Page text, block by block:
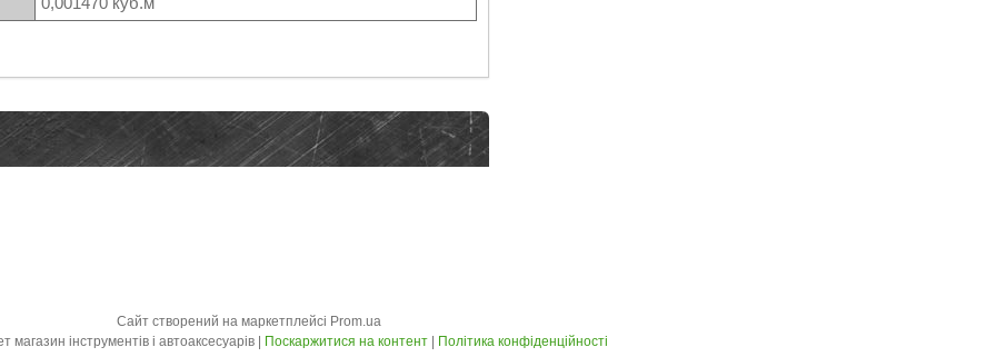
Сайт створений на маркетплейсі Prom.ua
Поскаржитися на контент Політика конфіденційності